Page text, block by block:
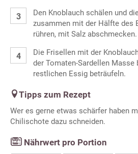
Den Knoblauch schälen und
zusammen mit der Hälfte des
rühren, mit Salz abschmecken.
Die Frisellen mit der
der Tomaten-Sardellen Masse
restlichen Essig beträufeln.
Tipps zum Rezept
Wer es gerne etwas schärfer haben
Chilischote dazu schneiden.
Nährwert pro Portion